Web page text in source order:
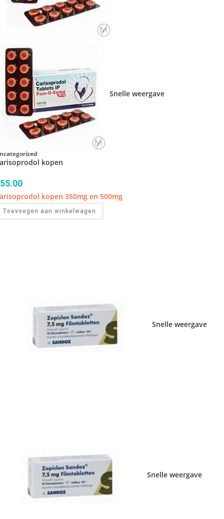
Snelle weergave
kopen
55.00
kopen 350mg en 500mg
Toevoegen aan winkelwagen
Snelle weergave
Snelle weergave